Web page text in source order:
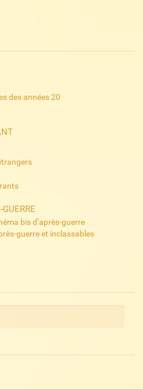
des années 20
bis d’après-guerre
guerre et inclassables